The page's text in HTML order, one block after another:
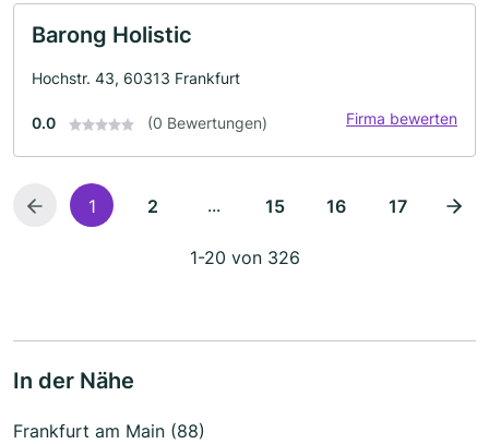
Barong Holistic
Hochstr. 43, 60313 Frankfurt
0.0 (0 Bewertungen) Firma bewerten
1 2 ... 15 16 17
1-20 von 326
In der Nähe
Frankfurt am Main (88)